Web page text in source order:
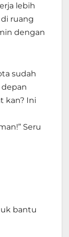
lebih
di ruang
dengan
sudah
kan? Ini
Seru
bantu